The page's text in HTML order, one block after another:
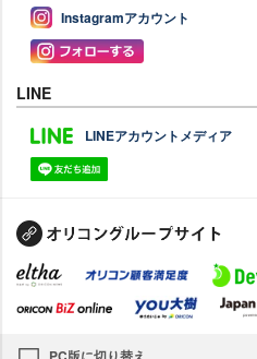
Instagramアカウント
LINE
LINEアカウントメディア